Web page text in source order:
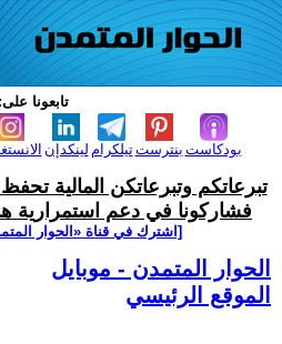
تابعونا على:
لينكدإن تيلكرامبنترست بودكاست
تبرعاتكم وتبرعاتكن المالية
فشاركونا في دعم استمرارية
[اشترك في قناة ‫«الحوار
الحوار المتمدن - موبايل
الموقع الرئيسي